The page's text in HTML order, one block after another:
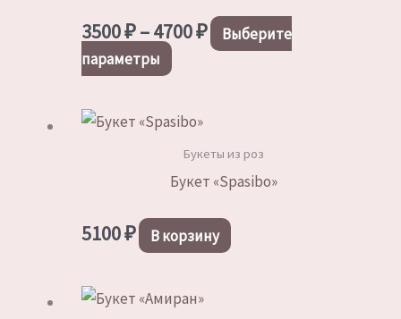
3500₽–4700₽Диапазон
цен:
Выберите
параметры
несколько
вариаций.
Опции
выбрать
на
товара.
Букеты из роз
Букет «Spasibo»
5100₽ В корзину